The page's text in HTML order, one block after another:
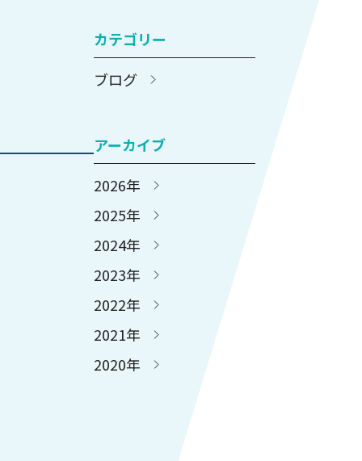
カテゴリー
ブログ
アーカイブ
2026年
2025年
2024年
2023年
2022年
2021年
2020年